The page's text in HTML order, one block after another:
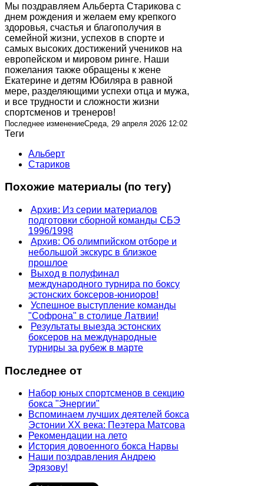
Мы поздравляем Альберта Старикова с
днем рождения и желаем ему крепкого
здоровья, счастья и благополучия в
семейной жизни, успехов в спорте и
самых высоких достижений учеников на
европейском и мировом ринге. Наши
пожелания также обращены к жене
Екатерине и детям Юбиляра в равной
мере, разделяющими успехи отца и мужа,
и все трудности и сложности жизни
спортсменов и тренеров!
Последнее изменениеСреда, 29 апреля 2026 12:02
Теги
Альберт
Стариков
Похожие материалы (по тегу)
Архив: Из серии материалов
подготовки сборной команды СБЭ
1996/1998
Архив: Об олимпийском отборе и
небольшой экскурс в близкое
прошлое
Выход в полуфинал
международного турнира по боксу
эстонских боксеров-юниоров!
Успешное выступление команды
"Софрона" в столице Латвии!
Результаты выезда эстонских
боксеров на международные
турниры за рубеж в марте
Последнее от
Набор юных спортсменов в секцию
бокса "Энергии"
Вспоминаем лучших деятелей бокса
Эстонии ХХ века: Пеэтера Матсова
Рекомендации на лето
История довоенного бокса Нарвы
Наши поздравления Андрею
Эрязову!